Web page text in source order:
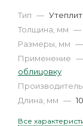
Тип —
Толщина, мм —
Размеры, мм —
Применение —
облицовку
Производитель
Длина, мм —
Все